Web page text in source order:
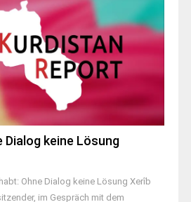
Dialog keine Lösung
Ohne Dialog keine Lösung Xerîb
im Gespräch mit dem